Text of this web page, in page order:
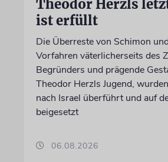
Theodor Herzls
ist erfüllt
Die Überreste von Schimon
Vorfahren väterlicherseits des
Begründers und prägende
Theodor Herzls Jugend,
nach Israel überführt und auf
beigesetzt
06.08.2026